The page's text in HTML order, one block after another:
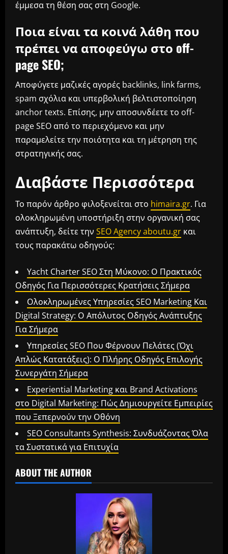
έμμεσα τη θέση σας στη Google.
Ποια είναι τα κοινά λάθη που
πρέπει να αποφεύγω στο off-
page SEO;
Αποφύγετε μαζικές αγορές backlinks, link farms,
spam σχόλια και υπερβολική βελτιστοποίηση
anchor texts. Επίσης, μην αποσυνδέετε το off-
page SEO από το περιεχόμενο και μην
παραμελείτε την ποιότητα και τη μέτρηση της
στρατηγικής σας.
Διαβάστε Περισσότερα
Το παρόν άρθρο φιλοξενείται στο himaira.gr. Για
ολοκληρωμένη υποστήριξη στην οργανική σας
ανάπτυξη, δείτε την SEO Agency aboutu.gr και
τους παρακάτω οδηγούς:
Yacht Charter SEO Στη Μύκονο: Ο Πρακτικός
Οδηγός Για Περισσότερες Κρατήσεις Σήμερα
Ολοκληρωμένες Υπηρεσίες SEO Marketing Και
Digital Strategy: Ο Απόλυτος Οδηγός Ανάπτυξης
Για Σήμερα
Υπηρεσίες SEO Που Φέρνουν Πελάτες (Όχι
Απλώς Κατατάξεις): Ο Πλήρης Οδηγός Επιλογής
Συνεργάτη Σήμερα
Experiential Marketing και Brand Activations
στο Digital Marketing: Πώς Δημιουργείτε Εμπειρίες
που Ξεπερνούν την Οθόνη
SEO Consultants Synthesis: Συνδυάζοντας Όλα
τα Συστατικά για Επιτυχία
ABOUT THE AUTHOR